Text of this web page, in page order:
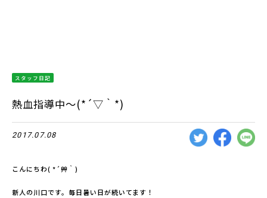
スタッフ日記
熱血指導中～(*´▽｀*)
2017.07.08
こんにちわ( *´艸｀)
新人の川口です。毎日暑い日が続いてます！